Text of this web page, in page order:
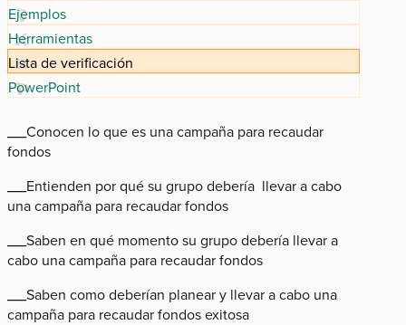
Ejemplos
Herramientas
Lista de verificación
PowerPoint
___Conocen lo que es una campaña para recaudar
fondos
___Entienden por qué su grupo debería llevar a cabo
una campaña para recaudar fondos
___Saben en qué momento su grupo debería llevar a
cabo una campaña para recaudar fondos
___Saben como deberían planear y llevar a cabo una
campaña para recaudar fondos exitosa